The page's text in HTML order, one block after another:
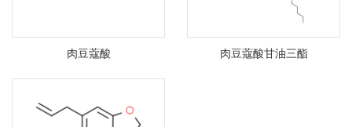
肉豆蔻酸 肉豆蔻酸甘油三酯